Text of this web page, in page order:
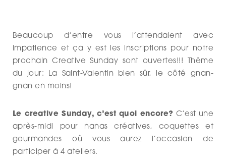
Beaucoup d’entre vous l’attendaient avec
impatience et ça y est les inscriptions pour notre
prochain Creative Sunday sont ouvertes!!! Thème
du jour: La Saint-Valentin bien sûr, le côté gnan-
gnan en moins!
Le creative Sunday, c’est quoi encore? C’est une
après-midi pour nanas créatives, coquettes et
gourmandes où vous aurez l’occasion de
participer à 4 ateliers.